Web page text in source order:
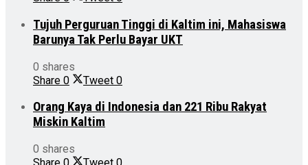
Tujuh Perguruan Tinggi di Kaltim ini, Mahasiswa
Barunya Tak Perlu Bayar UKT
0 shares
Share 0 Tweet 0
Orang Kaya di Indonesia dan 221 Ribu Rakyat
Miskin Kaltim
0 shares